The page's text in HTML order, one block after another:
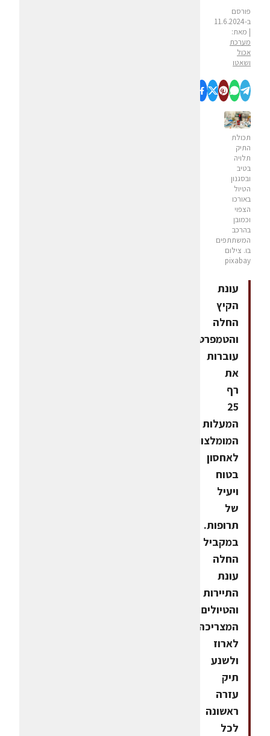
פורסם
ב-11.6.2024
| מאת:
מערכת
אכול
ושאטו
תכולת
התיק
תלויה
בטיב
ובסגנון
הטיול
באורכו
הצפוי
וכמובן
בהרכב
המשתתפים
בו. צילום
pixabay
עונת
הקיץ
החלה
והטמפרטורות
עוברות
את
רף
25
המעלות
המומלצות
לאחסון
בטוח
ויעיל
של
תרופות.
במקביל
החלה
עונת
התיירות
והטיולים
המצריכה
לארוז
ולשנע
תיק
עזרה
ראשונה
לכל